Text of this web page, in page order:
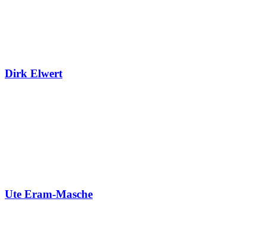
Dirk Elwert
Ute Eram-Masche